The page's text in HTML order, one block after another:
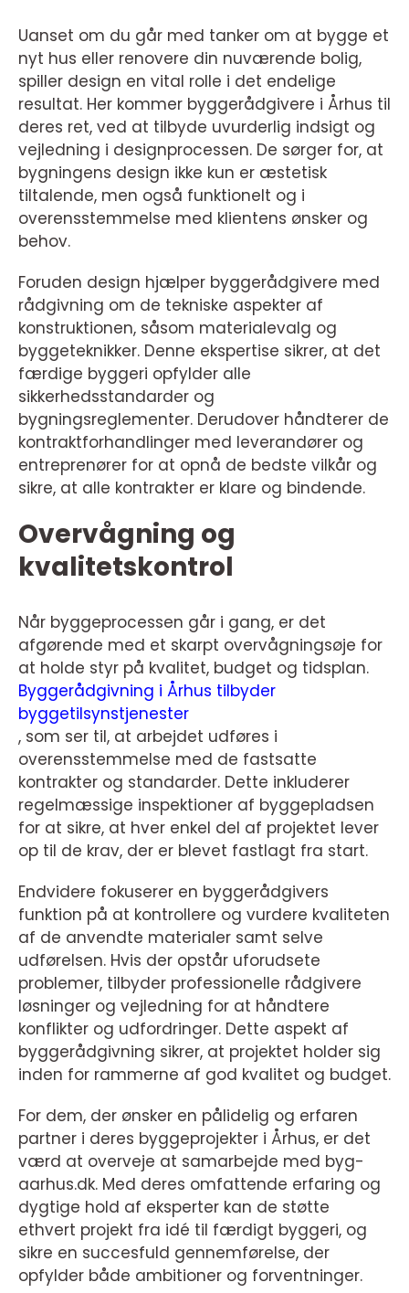
Uanset om du går med tanker om at bygge et
nyt hus eller renovere din nuværende bolig,
spiller design en vital rolle i det endelige
resultat. Her kommer byggerådgivere i Århus til
deres ret, ved at tilbyde uvurderlig indsigt og
vejledning i designprocessen. De sørger for, at
bygningens design ikke kun er æstetisk
tiltalende, men også funktionelt og i
overensstemmelse med klientens ønsker og
behov.
Foruden design hjælper byggerådgivere med
rådgivning om de tekniske aspekter af
konstruktionen, såsom materialevalg og
byggeteknikker. Denne ekspertise sikrer, at det
færdige byggeri opfylder alle
sikkerhedsstandarder og
bygningsreglementer. Derudover håndterer de
kontraktforhandlinger med leverandører og
entreprenører for at opnå de bedste vilkår og
sikre, at alle kontrakter er klare og bindende.
Overvågning og
kvalitetskontrol
Når byggeprocessen går i gang, er det
afgørende med et skarpt overvågningsøje for
at holde styr på kvalitet, budget og tidsplan.
Byggerådgivning i Århus tilbyder
byggetilsynstjenester
, som ser til, at arbejdet udføres i
overensstemmelse med de fastsatte
kontrakter og standarder. Dette inkluderer
regelmæssige inspektioner af byggepladsen
for at sikre, at hver enkel del af projektet lever
op til de krav, der er blevet fastlagt fra start.
Endvidere fokuserer en byggerådgivers
funktion på at kontrollere og vurdere kvaliteten
af de anvendte materialer samt selve
udførelsen. Hvis der opstår uforudsete
problemer, tilbyder professionelle rådgivere
løsninger og vejledning for at håndtere
konflikter og udfordringer. Dette aspekt af
byggerådgivning sikrer, at projektet holder sig
inden for rammerne af god kvalitet og budget.
For dem, der ønsker en pålidelig og erfaren
partner i deres byggeprojekter i Århus, er det
værd at overveje at samarbejde med byg-
aarhus.dk. Med deres omfattende erfaring og
dygtige hold af eksperter kan de støtte
ethvert projekt fra idé til færdigt byggeri, og
sikre en succesfuld gennemførelse, der
opfylder både ambitioner og forventninger.